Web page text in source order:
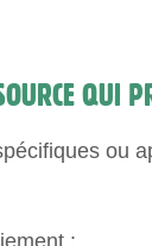
QUI
ou
: